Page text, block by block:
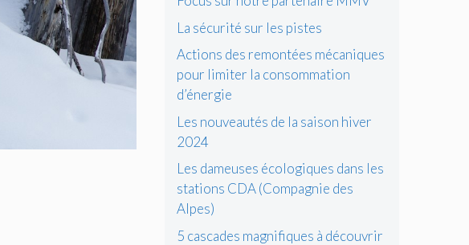
La sécurité sur les pistes
Actions des remontées mécaniques
pour limiter la consommation
d’énergie
Les nouveautés de la saison hiver
2024
Les dameuses écologiques dans les
stations CDA (Compagnie des
Alpes)
5 cascades magnifiques à découvrir